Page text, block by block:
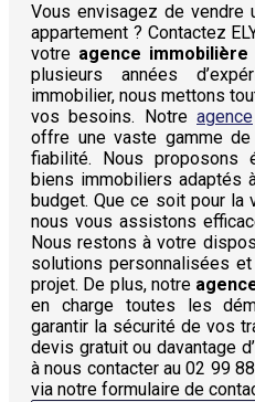
Vous envisagez de vendre
appartement ? Contactez
votre agence immobilière
plusieurs années
immobilier, nous mettons
vos besoins. Notre agence
offre une vaste gamme
fiabilité. Nous proposons
biens immobiliers adaptés
budget. Que ce soit pour la
nous vous assistons
Nous restons à votre
solutions personnalisées
projet. De plus, notre
en charge toutes les
garantir la sécurité de vos
devis gratuit ou davantage
à nous contacter au 02 99
via notre formulaire de